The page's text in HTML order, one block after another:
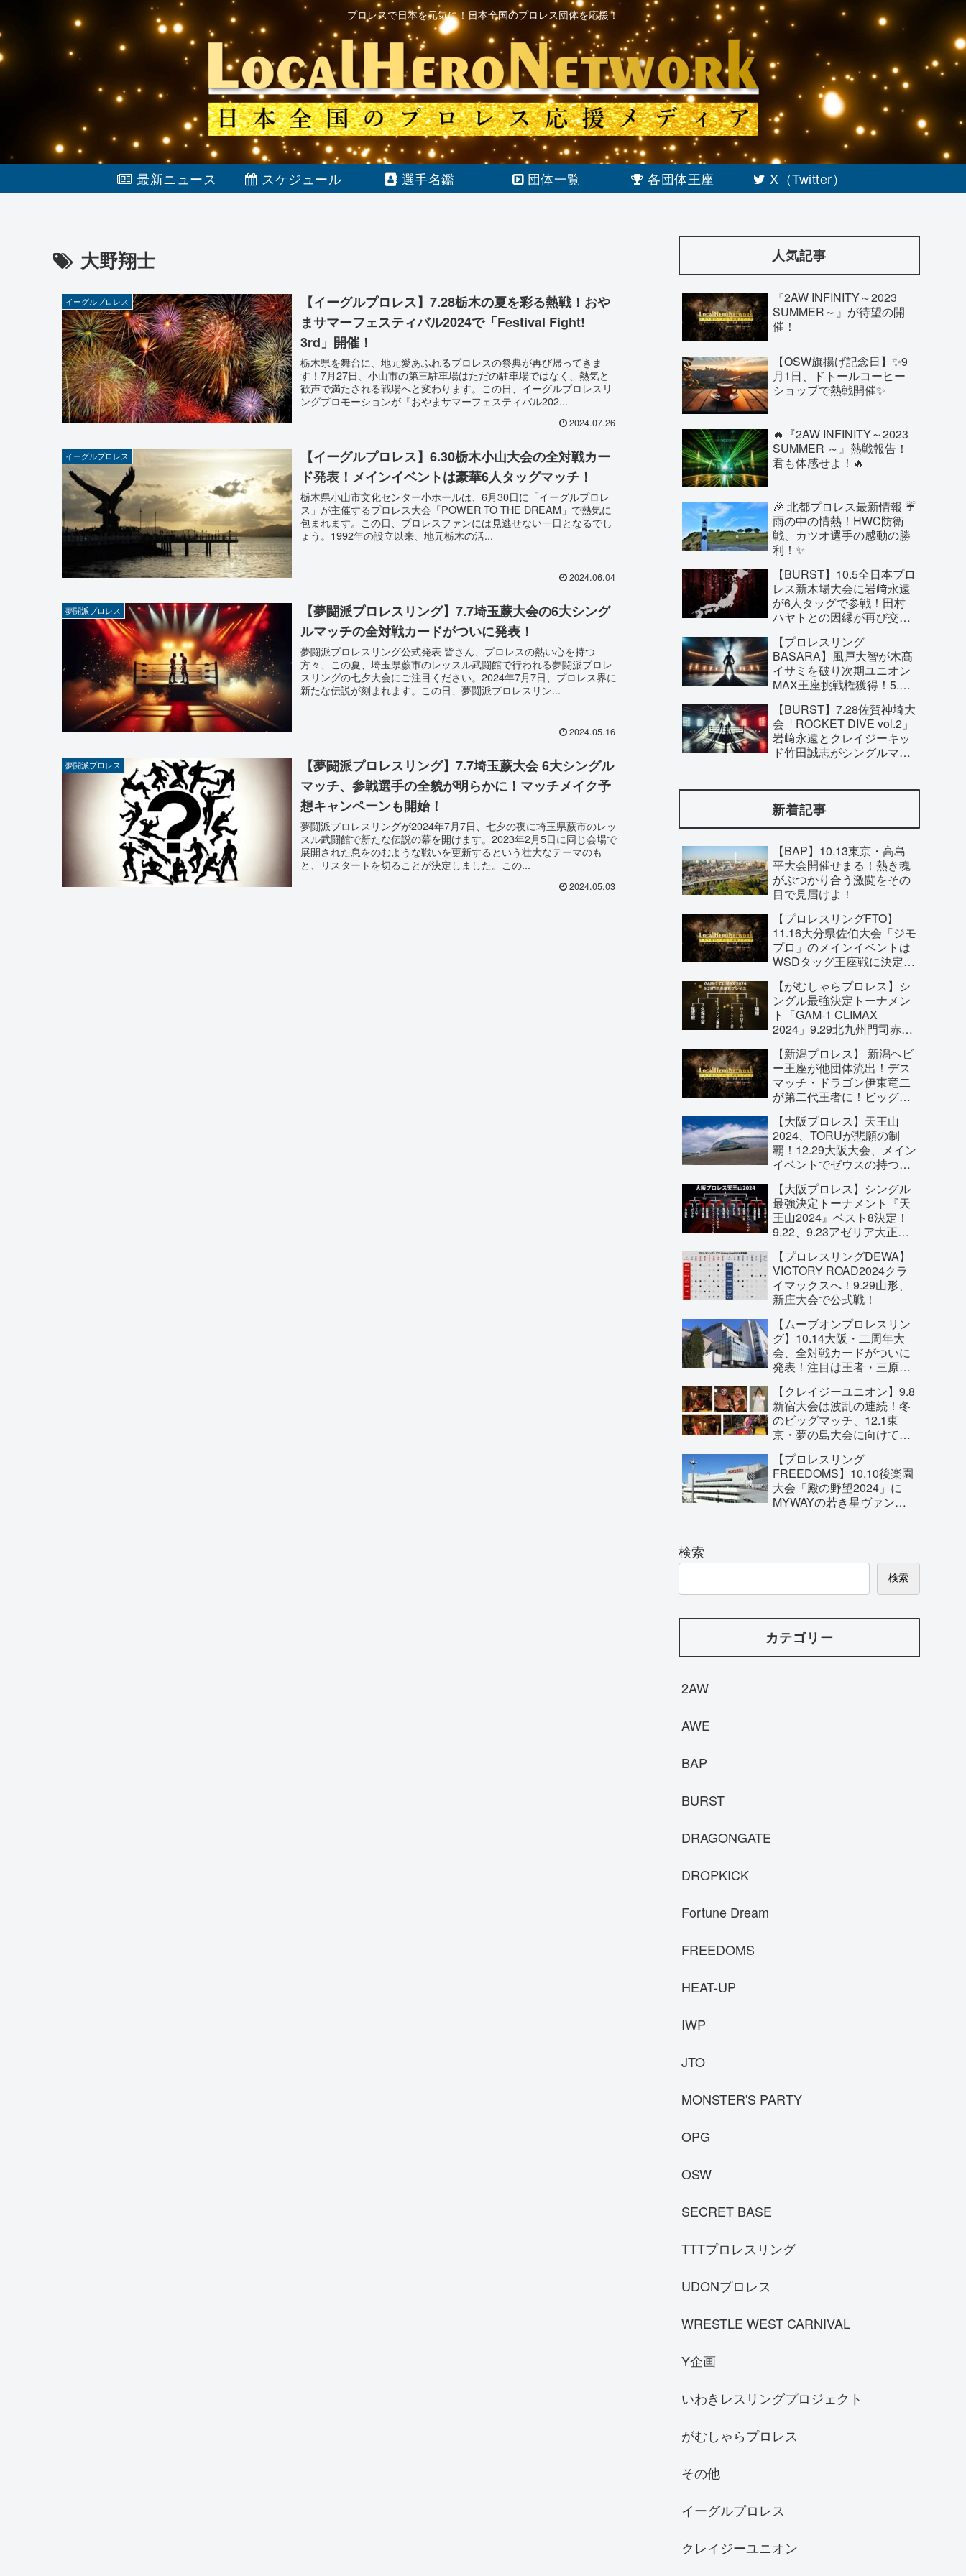
プロレスで日本を元気に！日本全国のプロレス団体を応援！
最新ニュース スケジュール 選手名鑑 団体一覧 各団体王座 X（Twitter）
大野翔士
イーグルプロレス
【イーグルプロレス】7.28栃木の夏を彩る熱戦！おや
まサマーフェスティバル2024で「Festival Fight!
3rd」開催！
栃木県を舞台に、地元愛あふれるプロレスの祭典が再び帰ってきま
す！7月27日、小山市の第三駐車場はただの駐車場ではなく、熱気と
歓声で満たされる戦場へと変わります。この日、イーグルプロレスリ
ングプロモーションが『おやまサマーフェスティバル202...
2024.07.26
イーグルプロレス
【イーグルプロレス】6.30栃木小山大会の全対戦カー
ド発表！メインイベントは豪華6人タッグマッチ！
栃木県小山市文化センター小ホールは、6月30日に「イーグルプロレ
ス」が主催するプロレス大会「POWER TO THE DREAM」で熱気に
包まれます。この日、プロレスファンには見逃せない一日となるでし
ょう。1992年の設立以来、地元栃木の活...
2024.06.04
夢闘派プロレス
【夢闘派プロレスリング】7.7埼玉蕨大会の6大シング
ルマッチの全対戦カードがついに発表！
夢闘派プロレスリング公式発表 皆さん、プロレスの熱い心を持つ
方々、この夏、埼玉県蕨市のレッスル武闘館で行われる夢闘派プロレ
スリングの七夕大会にご注目ください。2024年7月7日、プロレス界に
新たな伝説が刻まれます。この日、夢闘派プロレスリン...
2024.05.16
夢闘派プロレス
【夢闘派プロレスリング】7.7埼玉蕨大会 6大シングル
マッチ、参戦選手の全貌が明らかに！マッチメイク予
想キャンペーンも開始！
夢闘派プロレスリングが2024年7月7日、七夕の夜に埼玉県蕨市のレッ
スル武闘館で新たな伝説の幕を開けます。2023年2月5日に同じ会場で
展開された息をのむような戦いを更新するという壮大なテーマのも
と、リスタートを切ることが決定しました。この...
2024.05.03
人気記事
『2AW INFINITY～2023
SUMMER～』が待望の開
催！
【OSW旗揚げ記念日】✨9
月1日、ドトールコーヒー
ショップで熱戦開催✨
🔥『2AW INFINITY～2023
SUMMER ～』熱戦報告！
君も体感せよ！🔥
🎉 北都プロレス最新情報 ☔
雨の中の情熱！HWC防衛
戦、カツオ選手の感動の勝
利！✨
【BURST】10.5全日本プロ
レス新木場大会に岩﨑永遠
が6人タッグで参戦！田村
ハヤトとの因縁が再び交
見どころ！
【プロレスリング
BASARA】風戸大智が木髙
イサミを破り次期ユニオン
MAX王座挑戦権獲得！5.28
ノルと激突へ！
【BURST】7.28佐賀神埼大
会「ROCKET DIVE vol.2」
岩﨑永遠とクレイジーキッ
ド竹田誠志がシングルマッ
新着記事
【BAP】10.13東京・高島
平大会開催せまる！熱き魂
がぶつかり合う激闘をその
目で見届けよ！
【プロレスリングFTO】
11.16大分県佐伯大会「ジモ
プロ」のメインイベントは
WSDタッグ王座戦に決定！
を目指す！
【がむしゃらプロレス】シ
ングル最強決定トーナメン
ト「GAM-1 CLIMAX
2024」9.29北九州門司赤煉
【新潟プロレス】 新潟ヘビ
ー王座が他団体流出！デス
マッチ・ドラゴン伊東竜二
が第二代王者に！ビッグ・
名乗り！新潟プロレスを10
年間支えてきた意地があ
る！
【大阪プロレス】天王山
2024、TORUが悲願の制
覇！12.29大阪大会、メイン
イベントでゼウスの持つ大
決定！
【大阪プロレス】シングル
最強決定トーナメント『天
王山2024』ベスト8決定！
9.22、9.23アゼリア大正で
な！
【プロレスリングDEWA】
VICTORY ROAD2024クラ
イマックスへ！9.29山形、
新庄大会で公式戦！
【ムーブオンプロレスリン
グ】10.14大阪・二周年大
会、全対戦カードがついに
発表！注目は王者・三原一
MoveOn無差別王座戦！
【クレイジーユニオン】9.8
新宿大会は波乱の連続！冬
のビッグマッチ、12.1東
京・夢の島大会に向けて対
に！
【プロレスリング
FREEDOMS】10.10後楽園
大会「殿の野望2024」に
MYWAYの若き星ヴァンヴ
検索
検索
カテゴリー
2AW
AWE
BAP
BURST
DRAGONGATE
DROPKICK
Fortune Dream
FREEDOMS
HEAT-UP
IWP
JTO
MONSTER'S PARTY
OPG
OSW
SECRET BASE
TTTプロレスリング
UDONプロレス
WRESTLE WEST CARNIVAL
Y企画
いわきレスリングプロジェクト
がむしゃらプロレス
その他
イーグルプロレス
クレイジーユニオン